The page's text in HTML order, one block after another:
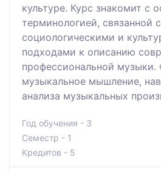
культуре. Курс знакомит с
терминологией, связанной с
социологическими и
подходами к описанию
профессиональной
музыкальное мышление,
анализа музыкальных
Год обучения - 3
Семестр - 1
Кредитов - 5